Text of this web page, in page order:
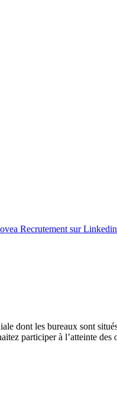
Recrutement sur Linkedin
dont les bureaux sont
participer à l’atteinte